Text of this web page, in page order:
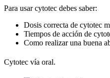
Para usar cytotec debes saber:
Dosis correcta de cytotec
Tiempos de acción de
Como realizar una buena
Cytotec vía oral.